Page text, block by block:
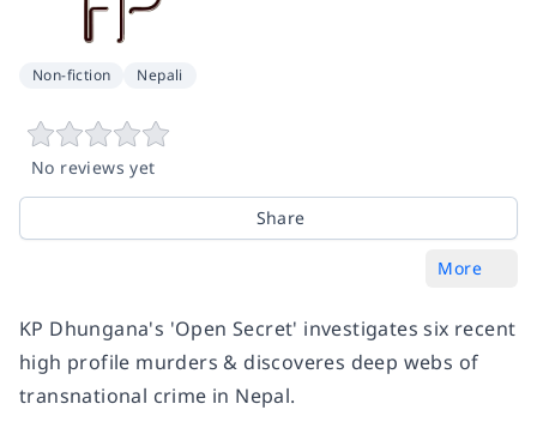
Non-fiction Nepali
No reviews yet
Share
More
KP Dhungana's 'Open Secret' investigates six recent
high profile murders & discoveres deep webs of
transnational crime in Nepal.